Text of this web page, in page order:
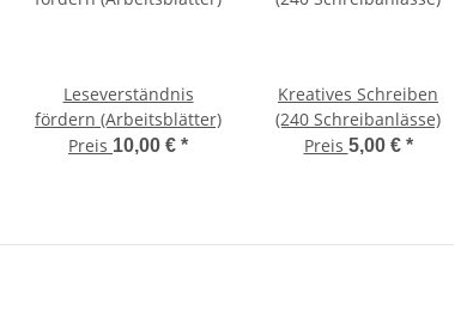
Leseverständnis
fördern (Arbeitsblätter)
Preis 10,00 € *
Kreatives Schreiben
(240 Schreibanlässe)
Preis 5,00 € *